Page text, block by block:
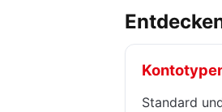
Standard